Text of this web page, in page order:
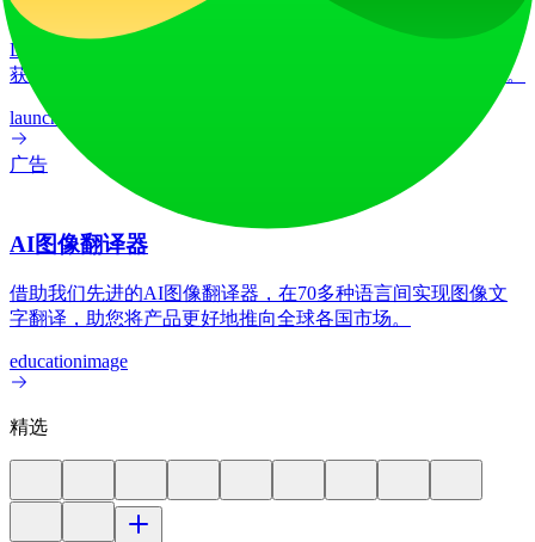
LiftOff 是一个面向创客的产品发布平台，用于发布产品、收
获点赞、获得关注，并与热爱未来的社区共同构建发展势头。
launch-platform
广告
AI图像翻译器
借助我们先进的AI图像翻译器，在70多种语言间实现图像文
字翻译，助您将产品更好地推向全球各国市场。
educationimage
精选